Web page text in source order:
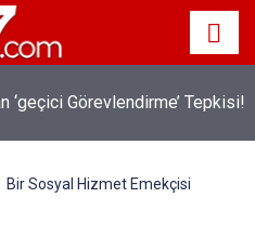
‘geçici Görevlendirme’ Tepkisi!
Bir Sosyal Hizmet Emekçisi